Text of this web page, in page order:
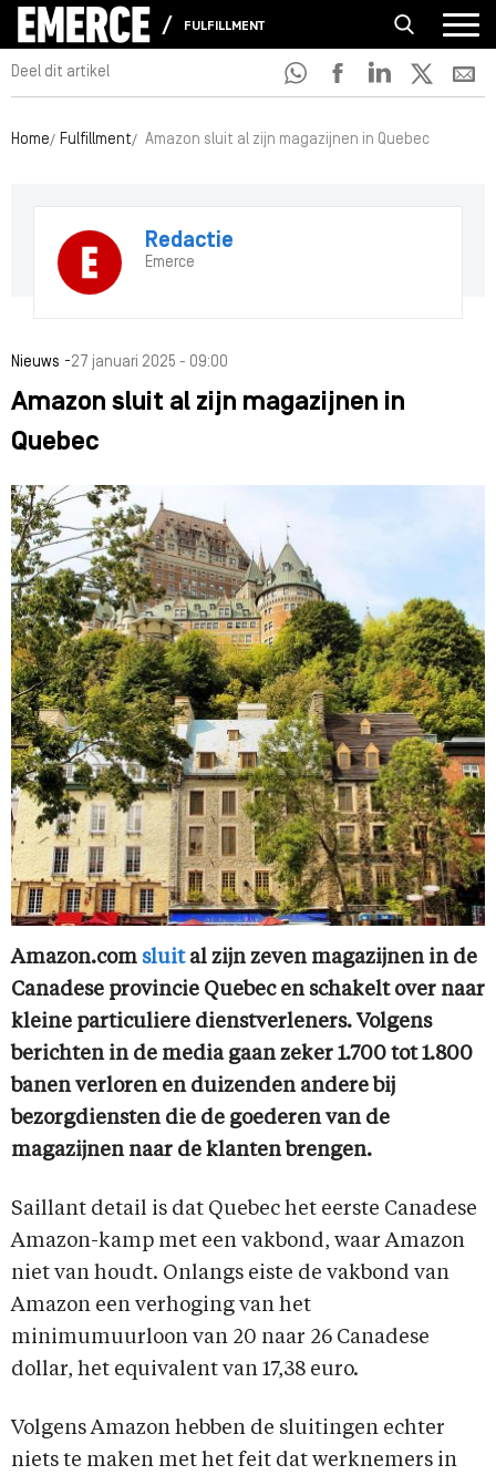
FULFILLMENT
Deel dit artikel
Home Fulfillment Amazon sluit al zijn magazijnen in Quebec
Redactie
Emerce
Nieuws -27 januari 2025 - 09:00
Amazon sluit al zijn magazijnen in
Quebec
Amazon.com sluital zijn zeven magazijnen in de
Canadese provincie Quebec en schakelt over naar
kleine particuliere dienstverleners. Volgens
berichten in de media gaan zeker 1.700 tot 1.800
banen verloren en duizenden andere bij
bezorgdiensten die de goederen van de
magazijnen naar de klanten brengen.
Saillant detail is dat Quebec het eerste Canadese
Amazon-kamp met een vakbond, waar Amazon
niet van houdt. Onlangs eiste de vakbond van
Amazon een verhoging van het
minimumuurloon van 20 naar 26 Canadese
dollar, het equivalent van 17,38 euro.
Volgens Amazon hebben de sluitingen echter
niets te maken met het feit dat werknemers in